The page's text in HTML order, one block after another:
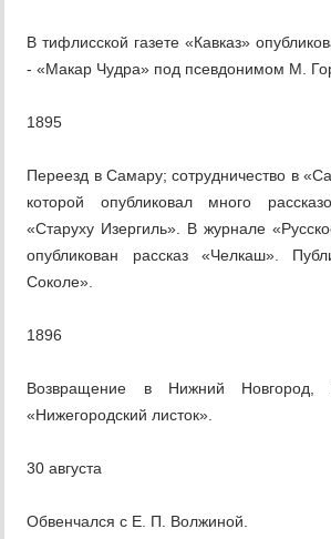
В тифлисской газете «Кавказ»
- «Макар Чудра» под псевдонимом М.
1895
Переезд в Самару; сотрудничество в
которой опубликовал много
«Старуху Изергиль». В журнале
опубликован рассказ «Челкаш».
Соколе».
1896
Возвращение в Нижний Новгород,
«Нижегородский листок».
30 августа
Обвенчался с Е. П. Волжиной.